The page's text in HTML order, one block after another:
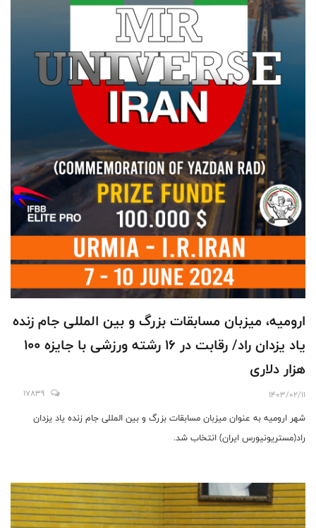
ارومیه، میزبان مسابقات بزرگ و بین المللی جام زنده
یاد یزدان راد/ رقابت در 16 رشته ورزشی با جایزه 100
هزار دلاری
1403/02/11
17839
شهر ارومیه به عنوان میزبان مسابقات بزرگ و بین المللی جام زنده یاد یزدان
راد(مستریونیورس ایران) انتخاب شد.